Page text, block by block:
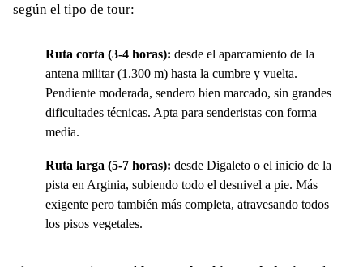
según el tipo de tour:
Ruta corta (3-4 horas): desde el aparcamiento de la
antena militar (1.300 m) hasta la cumbre y vuelta.
Pendiente moderada, sendero bien marcado, sin grandes
dificultades técnicas. Apta para senderistas con forma
media.
Ruta larga (5-7 horas): desde Digaleto o el inicio de la
pista en Arginia, subiendo todo el desnivel a pie. Más
exigente pero también más completa, atravesando todos
los pisos vegetales.